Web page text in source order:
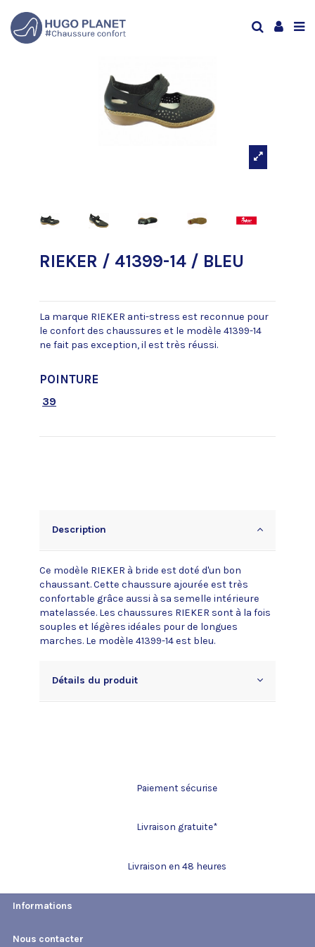
RIEKER / 41399-14 / BLEU
La marque RIEKER anti-stress est reconnue pour
le confort des chaussures et le modèle 41399-14
ne fait pas exception, il est très réussi.
POINTURE
39
Description
Ce modèle RIEKER à bride est doté d'un bon
chaussant. Cette chaussure ajourée est très
confortable grâce aussi à sa semelle intérieure
matelassée. Les chaussures RIEKER sont à la fois
souples et légères idéales pour de longues
marches. Le modèle 41399-14 est bleu.
Détails du produit
Paiement sécurise
Livraison gratuite*
Livraison en 48 heures
Informations
Nous contacter